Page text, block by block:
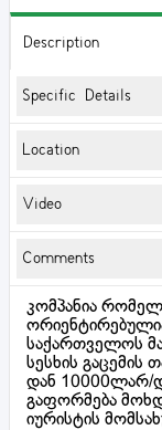
Description
Specific Details
Location
Video
Comments
კომპანია
საქართველოს
სესხის
დან 10000ლარ/
გაფორმება
იურისტის